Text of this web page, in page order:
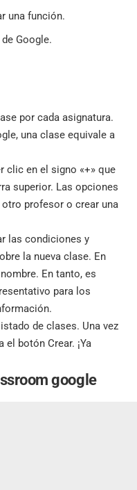
una función.
Google.
por cada asignatura.
una clase equivale a
clic en el signo «+» que
superior. Las opciones
profesor o crear una
las condiciones y
la nueva clase. En
En tanto, es
para los
de clases. Una vez
botón Crear. ¡Ya
google